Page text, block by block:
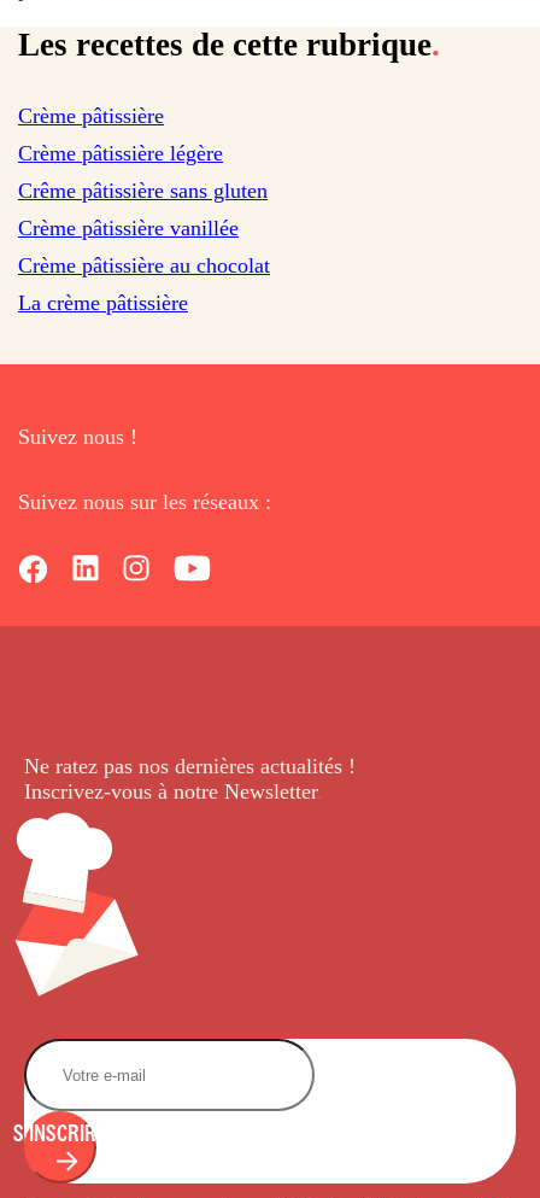
Les recettes de cette rubrique.
Crème pâtissière
sur 2807 avis
Crème pâtissière légère
sur 16 avis
Crême pâtissière sans gluten
Crème pâtissière vanillée
Crème pâtissière au chocolat
La crème pâtissière
Suivez nous !
Suivez nous sur les réseaux :
Ne ratez pas nos dernières actualités !
Inscrivez-vous à notre Newsletter.
S'INSCRIRE